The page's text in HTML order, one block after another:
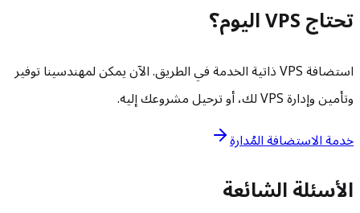
تحتاج VPS اليوم؟
استضافة VPS ذاتية الخدمة في الطريق. الآن يمكن لمهندسينا توفير
وتأمين وإدارة VPS لك، أو ترحيل مشروعك إليه.
خدمة الاستضافة المُدارة
الأسئلة الشائعة